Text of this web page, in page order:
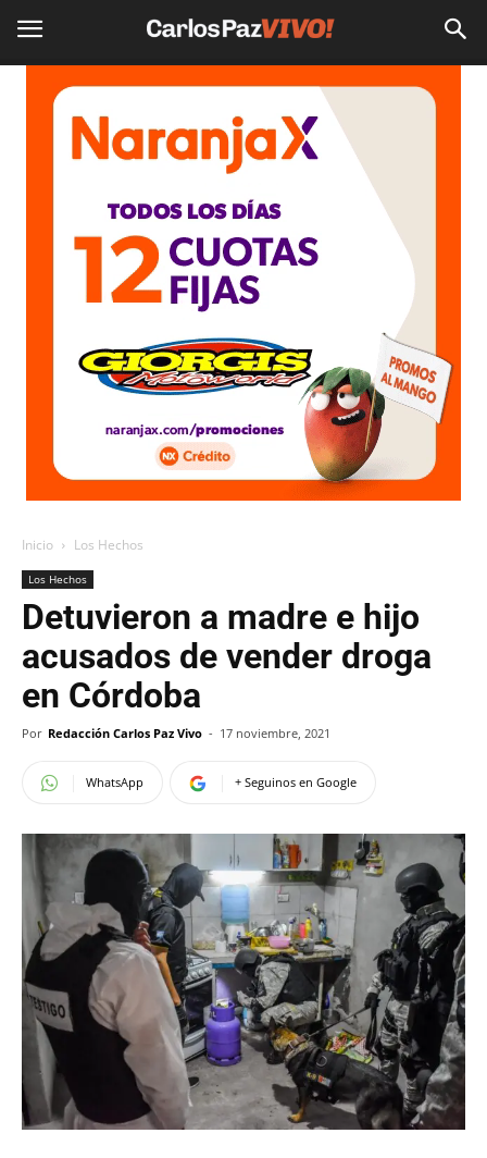
Inicio Los Hechos
Los Hechos
Detuvieron a madre e hijo
acusados de vender droga
en Córdoba
Por Redacción Carlos Paz Vivo - 17 noviembre, 2021
WhatsApp + Seguinos en Google